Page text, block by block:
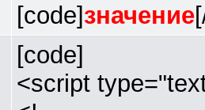
[code]значение
[code]
<script